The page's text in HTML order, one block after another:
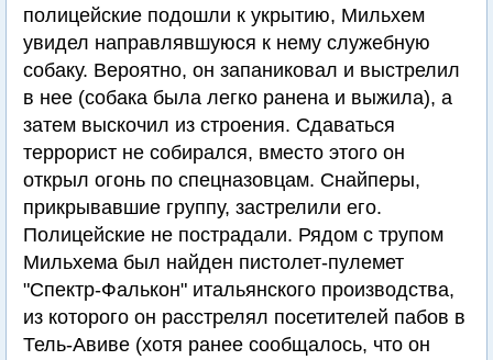
полицейские подошли к укрытию, Мильхем
увидел направлявшуюся к нему служебную
собаку. Вероятно, он запаниковал и выстрелил
в нее (собака была легко ранена и выжила), а
затем выскочил из строения. Сдаваться
террорист не собирался, вместо этого он
открыл огонь по спецназовцам. Снайперы,
прикрывавшие группу, застрелили его.
Полицейские не пострадали. Рядом с трупом
Мильхема был найден пистолет-пулемет
"Спектр-Фалькон" итальянского производства,
из которого он расстрелял посетителей пабов в
Тель-Авиве (хотя ранее сообщалось, что он